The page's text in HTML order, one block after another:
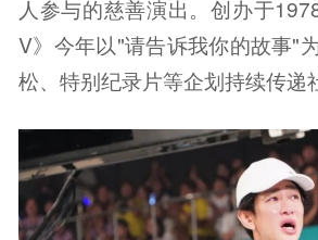
人参与的慈善演出。创办于
V》今年以"请告诉我你的故事"
松、特别纪录片等企划持续传